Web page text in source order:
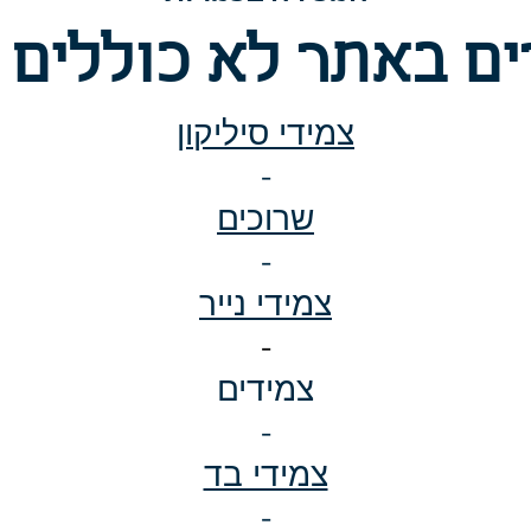
באתר לא
צמידי סיליקון
-
שרוכים
-
צמידי נייר
-
צמידים
-
צמידי בד
-